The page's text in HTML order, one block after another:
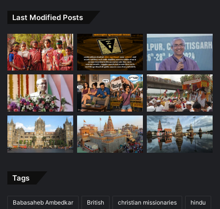
Last Modified Posts
Tags
Babasaheb Ambedkar British christian missionaries hindu